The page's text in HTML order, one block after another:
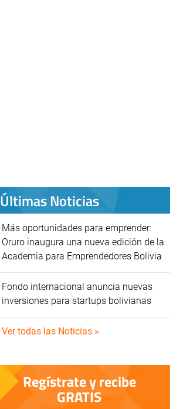
Últimas Noticias
Más oportunidades para emprender:
Oruro inaugura una nueva edición de la
Academia para Emprendedores Bolivia
Fondo internacional anuncia nuevas
inversiones para startups bolivianas
Ver todas las Noticias »
Regístrate y recibe
GRATIS